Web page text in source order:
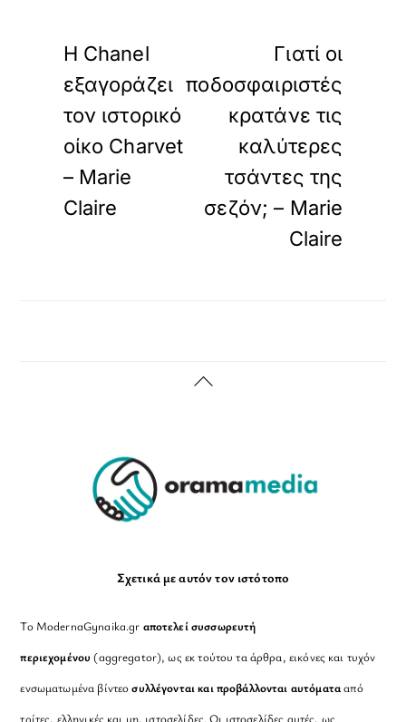
Η Chanel
εξαγοράζει
τον ιστορικό
οίκο Charvet
– Marie
Claire
Γιατί οι
ποδοσφαιριστές
κρατάνε τις
καλύτερες
τσάντες της
σεζόν; – Marie
Claire
Back
Σχετικά με αυτόν τον ιστότοπο
Το ModernaGynaika.gr αποτελεί συσσωρευτή
περιεχομένου (aggregator), ως εκ τούτου τα άρθρα, εικόνες και τυχόν
ενσωματωμένα βίντεοσυλλέγονται και προβάλλονται αυτόματααπό
τρίτες, ελληνικές και μη, ιστοσελίδες. Οι ιστοσελίδες αυτές, ως